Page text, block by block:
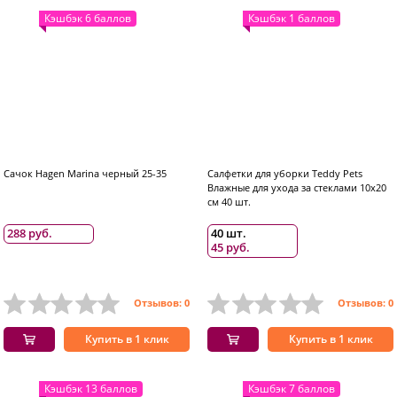
Кэшбэк 6 баллов
Сачок Hagen Marina черный 25-35
288 руб.
Отзывов: 0
Купить в 1 клик
Кэшбэк 1 баллов
Салфетки для уборки Teddy Pets
Влажные для ухода за стеклами 10х20
см 40 шт.
40 шт.
45 руб.
Отзывов: 0
Купить в 1 клик
Кэшбэк 13 баллов Кэшбэк 7 баллов